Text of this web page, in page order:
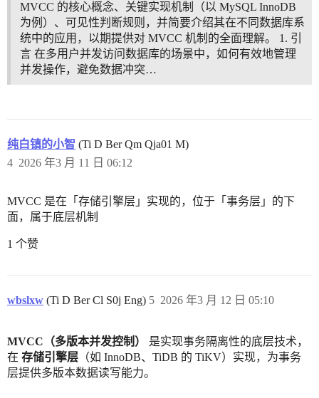
MVCC 的核心概念、关键实现机制（以 MySQL InnoDB
为例）、可见性判断规则，并简要介绍其在不同数据库系
统中的应用，以期提供对 MVCC 机制的全面理解。 1. 引
言 在多用户并发访问数据库的场景中，如何有效地管理
并发操作，避免数据冲突…
纯白镇的小智 (Ti D Ber Qm Qja01 M)
2026 年3 月 11 日 06:12
4
MVCC 是在「存储引擎层」实现的，位于「事务层」的下
面，属于底层机制
1 个赞
wbslxw (Ti D Ber Cl S0j Eng) 2026 年3 月 12 日 05:10
5
MVCC（多版本并发控制）
是实现事务隔离性的底层技术，
在 存储引擎层 （如 InnoDB、TiDB 的 TiKV）实现，为事务
层提供多版本数据读写能力。